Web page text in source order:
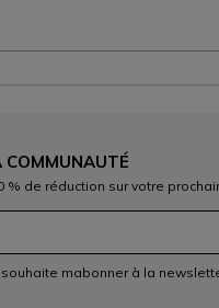
COMMUNAUTÉ
de réduction sur votre
souhaite mabonner à la